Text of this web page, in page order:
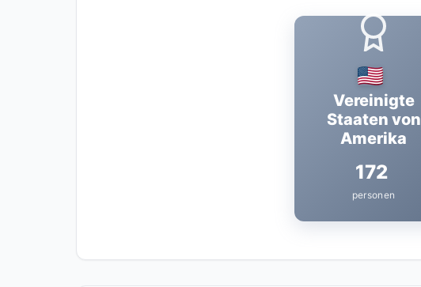
Vereinigte
Staaten von
Amerika
172
personen